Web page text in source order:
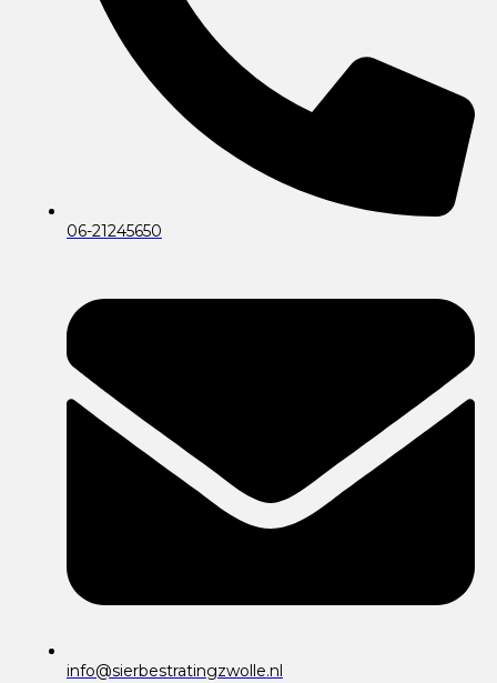
06-21245650
info@sierbestratingzwolle.nl